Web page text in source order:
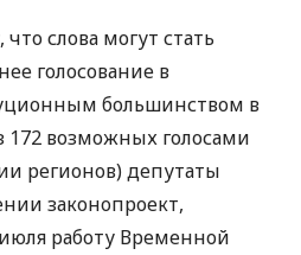
слова могут стать
голосование в
большинством в
172 возможных голосами
регионов) депутаты
законопроект,
работу Временной